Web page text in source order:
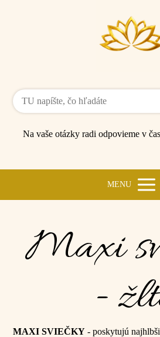
Na vaše otázky radi odpovieme v
MENU
Maxi
-
MAXI SVIEČKY - poskytujú